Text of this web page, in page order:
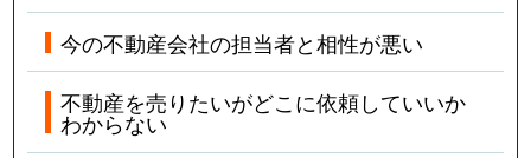
今の不動産会社の担当者と相性が悪い
不動産を売りたいがどこに依頼していいか
わからない